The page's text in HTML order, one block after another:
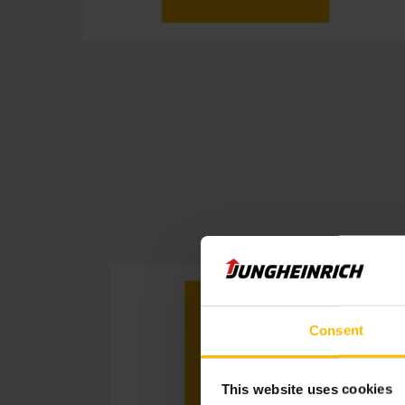
Consent
This website uses cookies